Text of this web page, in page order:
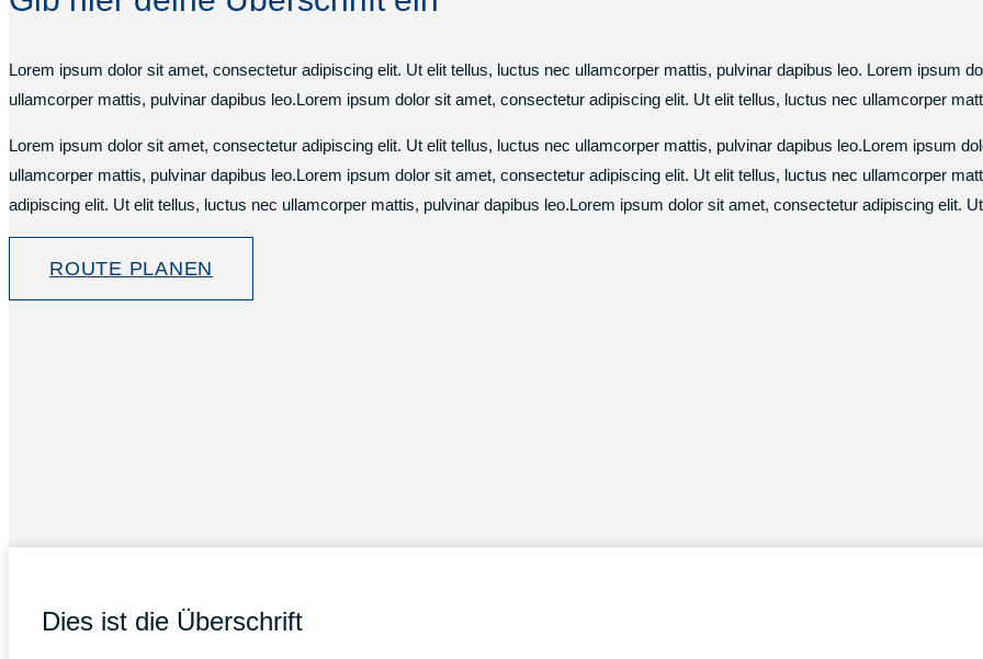
Lorem ipsum dolor sit amet, consectetur adipiscing elit. Ut elit tellus, luctus nec ullamcorper mattis, pulvinar dapibus leo. Lorem ipsum
ullamcorper mattis, pulvinar dapibus leo.Lorem ipsum dolor sit amet, consectetur adipiscing elit. Ut elit tellus, luctus nec ullamcorper
Lorem ipsum dolor sit amet, consectetur adipiscing elit. Ut elit tellus, luctus nec ullamcorper mattis, pulvinar dapibus leo.Lorem ipsum
ullamcorper mattis, pulvinar dapibus leo.Lorem ipsum dolor sit amet, consectetur adipiscing elit. Ut elit tellus, luctus nec ullamcorper
adipiscing elit. Ut elit tellus, luctus nec ullamcorper mattis, pulvinar dapibus leo.Lorem ipsum dolor sit amet, consectetur adipiscing elit.
ROUTE PLANEN
Dies ist die Überschrift